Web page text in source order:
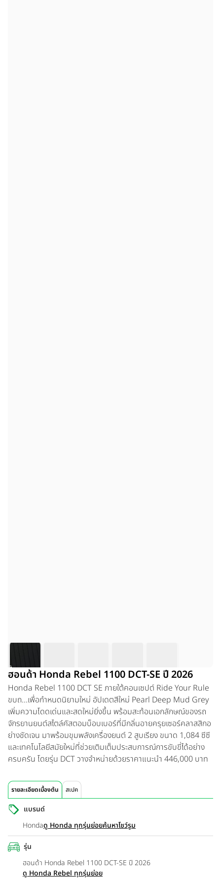
ฮอนด้า Honda Rebel 1100 DCT-SE ปี 2026
Honda Rebel 1100 DCT SE ภายใต้คอนเซปต์ Ride Your Rule
ขบถ...เพื่อกำหนดนิยามใหม่ อัปเดตสีใหม่ Pearl Deep Mud Grey
เพิ่มความโดดเด่นและสดใหม่ยิ่งขึ้น พร้อมสะท้อนเอกลักษณ์ของรถ
จักรยานยนต์สไตล์คัสตอมบ็อบเบอร์ที่มีกลิ่นอายครุยเซอร์คลาสสิกอ
ย่างชัดเจน มาพร้อมขุมพลังเครื่องยนต์ 2 สูบเรียง ขนาด 1,084 ซีซี
และเทคโนโลยีสมัยใหม่ที่ช่วยเติมเต็มประสบการณ์การขับขี่ได้อย่าง
ครบครัน โดยรุ่น DCT วางจำหน่ายด้วยราคาแนะนำ 446,000 บาท
รายละเอียดเบื้องต้น สเปค
แบรนด์
Hondaดู Honda ทุกรุ่นย่อยค้นหาโชว์รูม
รุ่น
ฮอนด้า Honda Rebel 1100 DCT-SE ปี 2026
ดู Honda Rebel ทุกรุ่นย่อย